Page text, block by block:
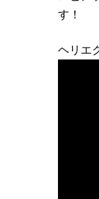
す！
ヘリエ